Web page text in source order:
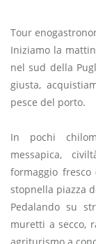
Tour
Iniziamo la
nel sud della
giusta,
pesce del porto.
In pochi
messapica,
formaggio
stopnella piazza
Pedalando su
muretti a secco,